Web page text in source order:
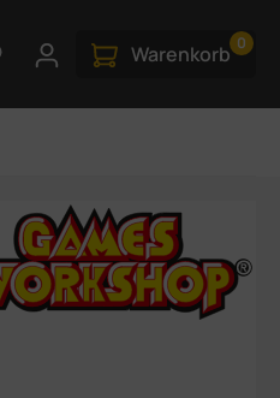
Du hast 0 Produkte auf dem
Warenkorb 0